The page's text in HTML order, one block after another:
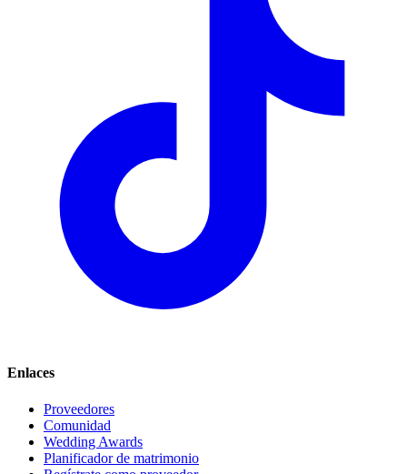
Enlaces
Proveedores
Comunidad
Wedding Awards
Planificador de matrimonio